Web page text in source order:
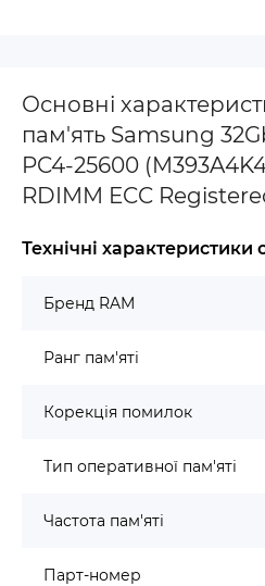
Основні
пам'ять Samsung
PC4-25600
RDIMM ECC
Технічні характеристики
Бренд RAM
Ранг пам'яті
Корекція помилок
Тип оперативної пам'яті
Частота пам'яті
Парт-номер